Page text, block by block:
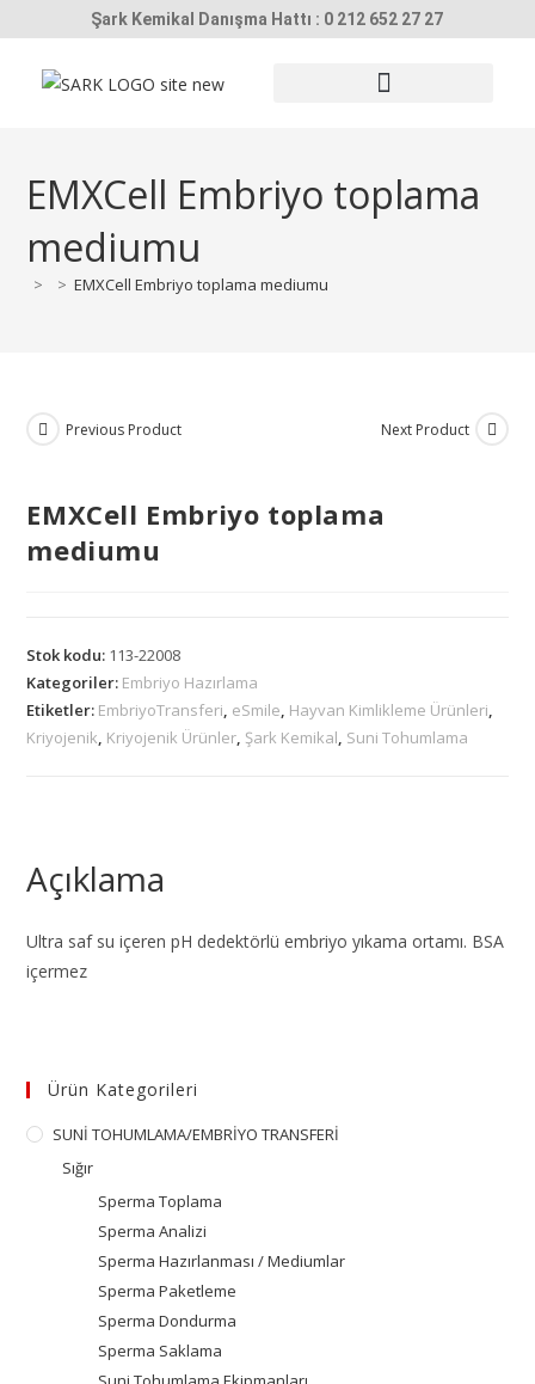
Şark Kemikal Danışma Hattı : 0 212 652 27 27
EMXCell Embriyo toplama
mediumu
> > EMXCell Embriyo toplama mediumu
Previous Product Next Product
EMXCell Embriyo toplama
mediumu
Stok kodu: 113-22008
Kategoriler: Embriyo Hazırlama
Etiketler: EmbriyoTransferi, eSmile, Hayvan Kimlikleme Ürünleri,
Kriyojenik, Kriyojenik Ürünler, Şark Kemikal, Suni Tohumlama
Açıklama
Ultra saf su içeren pH dedektörlü embriyo yıkama ortamı. BSA
içermez
Ürün Kategorileri
SUNİ TOHUMLAMA/EMBRİYO TRANSFERİ
Sığır
Sperma Toplama
Sperma Analizi
Sperma Hazırlanması / Mediumlar
Sperma Paketleme
Sperma Dondurma
Sperma Saklama